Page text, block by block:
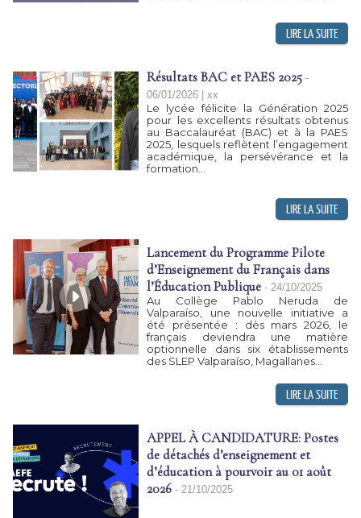
Résultats BAC et PAES 2025 -
06/01/2026 | xx
Le lycée félicite la Génération 2025
pour les excellents résultats obtenus
au Baccalauréat (BAC) et à la PAES
2025, lesquels reflètent l’engagement
académique, la persévérance et la
formation...
Lancement du Programme Pilote
d’Enseignement du Français dans
l’Éducation Publique - 24/10/2025
Au Collège Pablo Neruda de
Valparaíso, une nouvelle initiative a
été présentée : dès mars 2026, le
français deviendra une matière
optionnelle dans six établissements
des SLEP Valparaíso, Magallanes...
APPEL À CANDIDATURE: Postes
de détachés d’enseignement et
d’éducation à pourvoir au 01 août
2026 - 21/10/2025